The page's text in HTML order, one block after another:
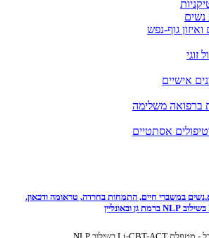
נשים
גוף-נפש
זוגי
אישיים
ברפואה משלימה
אסתטיים
במשברי חיים, התמחות בחרדה, טראומה ודכאון.